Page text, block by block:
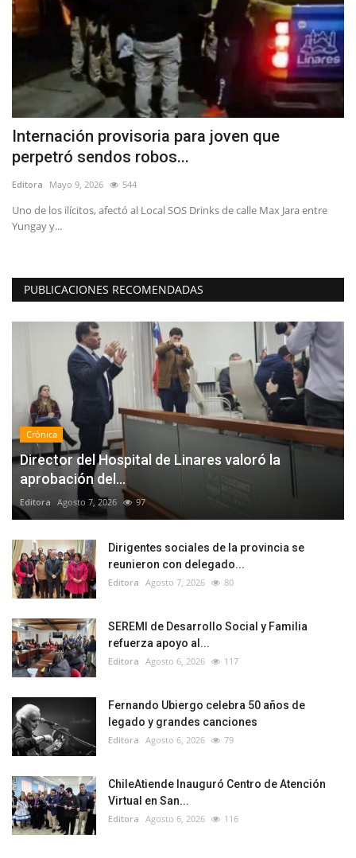
Internación provisoria para joven que
perpetró sendos robos...
Editora Mayo 9, 2026 544
Uno de los ilícitos, afectó al Local SOS Drinks de calle Max Jara entre
Yungay y...
PUBLICACIONES RECOMENDADAS
Crónica
Director del Hospital de Linares valoró la
aprobación del...
Editora Agosto 7, 2026 97
Dirigentes sociales de la provincia se
reunieron con delegado...
Editora Agosto 7, 2026 80
SEREMI de Desarrollo Social y Familia
refuerza apoyo al...
Editora Agosto 6, 2026 117
Fernando Ubiergo celebra 50 años de
legado y grandes canciones
Editora Agosto 6, 2026 79
ChileAtiende Inauguró Centro de Atención
Virtual en San...
Editora Agosto 6, 2026 116